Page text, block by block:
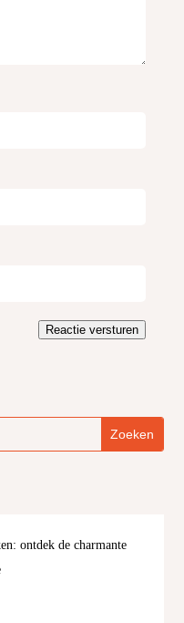
Reactie versturen
ontdek de charmante